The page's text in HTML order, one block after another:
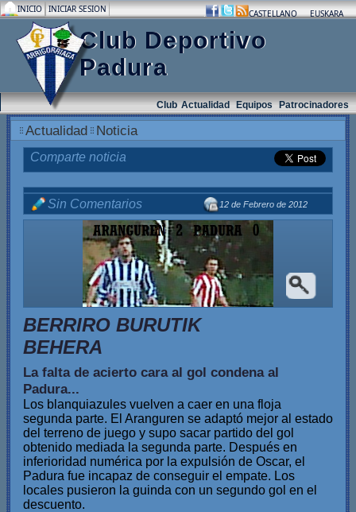
INICIO INICIAR SESION . . . CASTELLANO EUSKARA
Club Deportivo
Padura
Club Actualidad Equipos Patrocinadores
Actualidad Noticia
Comparte noticia
Sin Comentarios 12 de Febrero de 2012
.
BERRIRO BURUTIK
BEHERA
La falta de acierto cara al gol condena al
Padura...
Los blanquiazules vuelven a caer en una floja
segunda parte. El Aranguren se adaptó mejor al estado
del terreno de juego y supo sacar partido del gol
obtenido mediada la segunda parte. Después en
inferioridad numérica por la expulsión de Oscar, el
Padura fue incapaz de conseguir el empate. Los
locales pusieron la guinda con un segundo gol en el
descuento.